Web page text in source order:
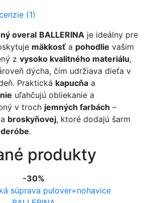
(1)
overal BALLERINA je ideálny pre
mäkkosť a pohodlie vašim
z vysoko kvalitného materiálu,
dýcha, čím udržiava dieťa v
Praktická kapucňa a
uľahčujú obliekanie a
v troch jemných farbách –
a broskyňovej, ktoré dodajú šarm
.
produkty
-30%